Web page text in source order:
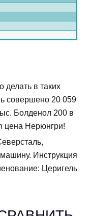
делать в таких
совершено 20 059
Болденол 200 в
цена Нерюнгри!
Инструкция
Церигель